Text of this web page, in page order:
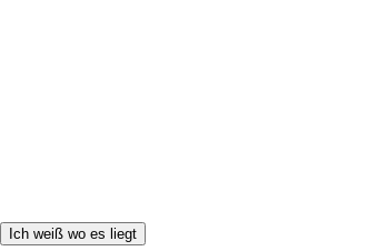
Ich weiß wo es liegt